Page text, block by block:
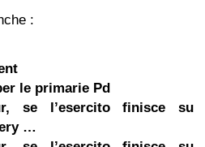
:
le primarie Pd
se l’esercito finisce su
…